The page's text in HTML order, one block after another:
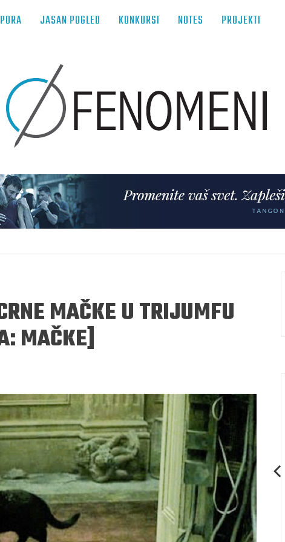
JASAN POGLED KONKURSI NOTES PROJEKTI
MAČKE U TRIJUMFU
MAČKE]
JESENJIN
navikli na življenje pod
navikli smo da užižemo
ikonama, ali ne i pred
čovjekom.
Podijelite na:
Twitter
Pinterest
DRAGAN VELIKIĆ
Literatura niti prepisuje, niti prepričava
život, već ga nanovo stvara.
Podijelite na:
Facebook Twitter
Pocket
Email Print